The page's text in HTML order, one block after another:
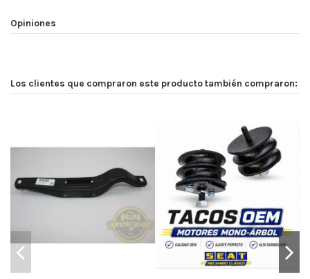
Opiniones
Los clientes que compraron este producto también compraron: